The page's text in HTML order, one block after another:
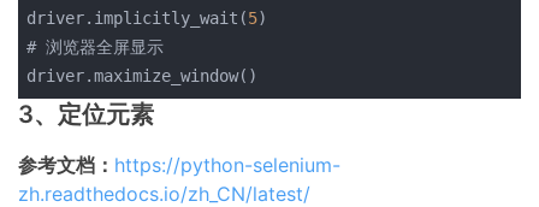
driver.implicitly_wait(5)
# 浏览器全屏显示
driver.maximize_window()
3、定位元素
参考文档： https://python-selenium-
zh.readthedocs.io/zh_CN/latest/